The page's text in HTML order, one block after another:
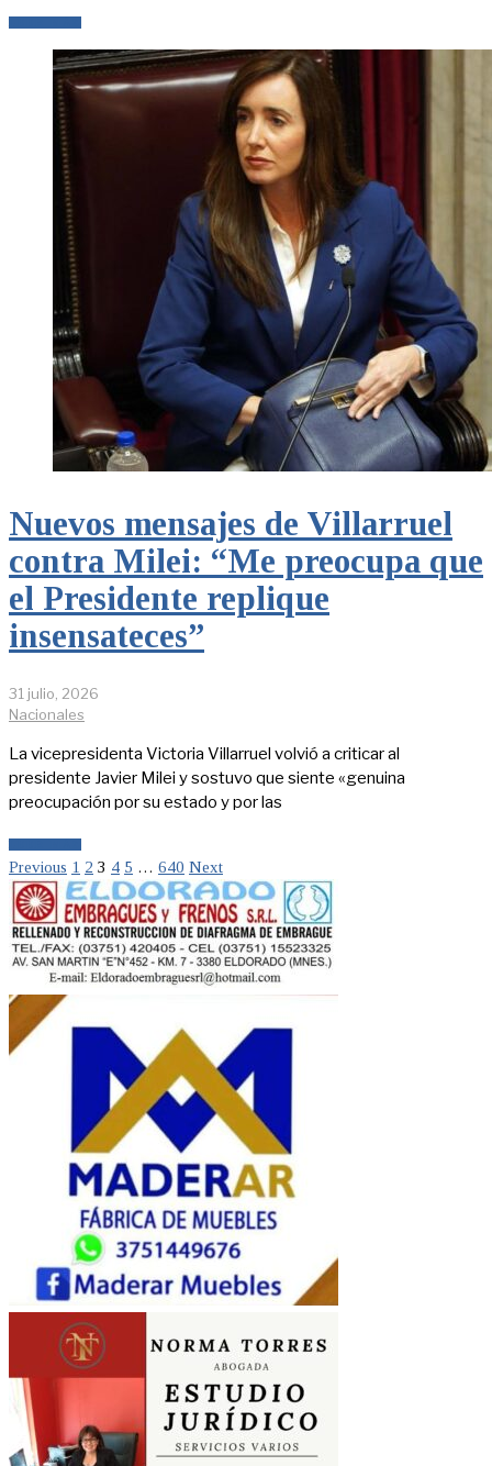
Nuevos mensajes de Villarruel
contra Milei: “Me preocupa que
el Presidente replique
insensateces”
31 julio, 2026
Nacionales
La vicepresidenta Victoria Villarruel volvió a criticar al
presidente Javier Milei y sostuvo que siente «genuina
preocupación por su estado y por las
Previous 1 2 3 4 5 … 640 Next